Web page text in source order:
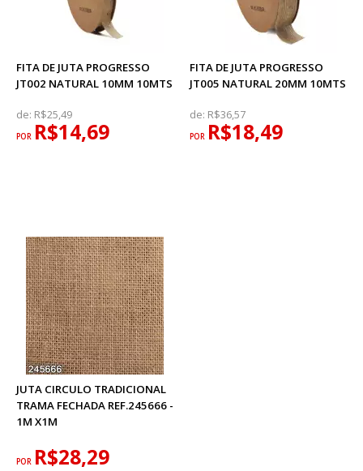
FITA DE JUTA PROGRESSO
JT002 NATURAL 10MM 10MTS
de: R$25,49
POR R$14,69
FITA DE JUTA PROGRESSO
JT005 NATURAL 20MM 10MTS
de: R$36,57
POR R$18,49
JUTA CIRCULO TRADICIONAL
TRAMA FECHADA REF.245666 -
1M X1M
POR R$28,29